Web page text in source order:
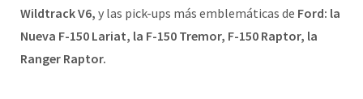
Wildtrack V6, y las pick-ups más emblemáticas de Ford: la
Nueva F-150 Lariat, la F-150 Tremor, F-150 Raptor, la
Ranger Raptor.